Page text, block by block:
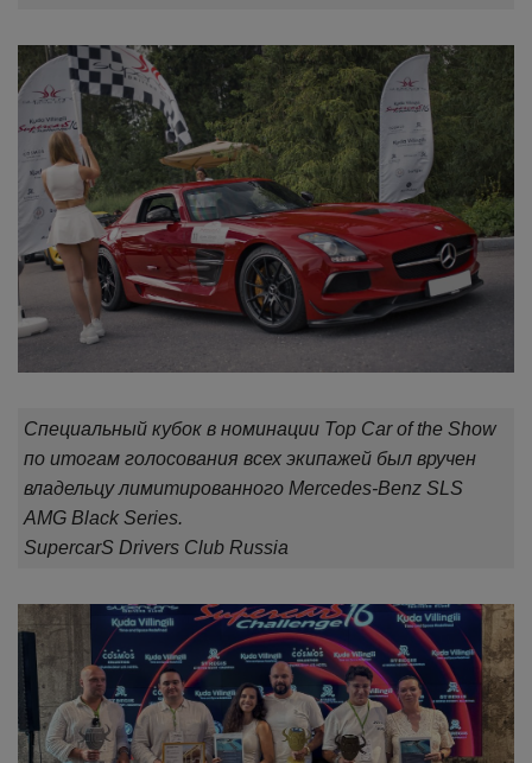
Специальный кубок в номинации Top Car of the Show
по итогам голосования всех экипажей был вручен
владельцу лимитированного Mercedes-Benz SLS
AMG Black Series.
SupercarS Drivers Club Russia